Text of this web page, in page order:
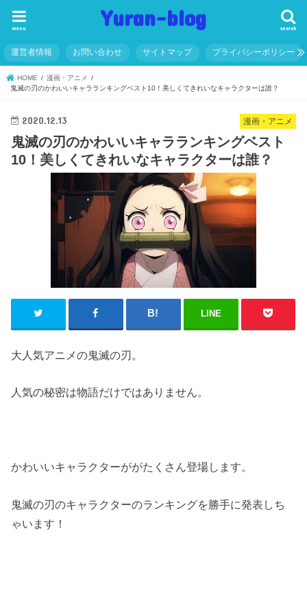
Yuran-blog search
menu
運営者情報 お問い合わせ サイトマップ プライバシーポリシー
HOME
漫画・アニメ
鬼滅の刃のかわいいキャラランキングベスト10！美しくてきれいなキャラクターは誰？
漫画・アニメ
2020.12.13
鬼滅の刃のかわいいキャラランキングベスト
10！美しくてきれいなキャラクターは誰？
LINE
大人気アニメの鬼滅の刃。
人気の秘密は物語だけではありません。
かわいいキャラクターががたくさん登場します。
鬼滅の刃のキャラクターのランキングを勝手に発表しち
ゃいます！